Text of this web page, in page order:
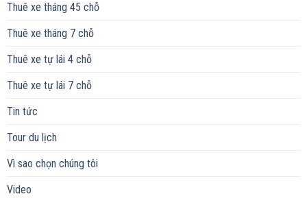
Thuê xe tháng 45 chỗ
Thuê xe tháng 7 chỗ
Thuê xe tự lái 4 chỗ
Thuê xe tự lái 7 chỗ
Tin tức
Tour du lịch
Vì sao chọn chúng tôi
Video